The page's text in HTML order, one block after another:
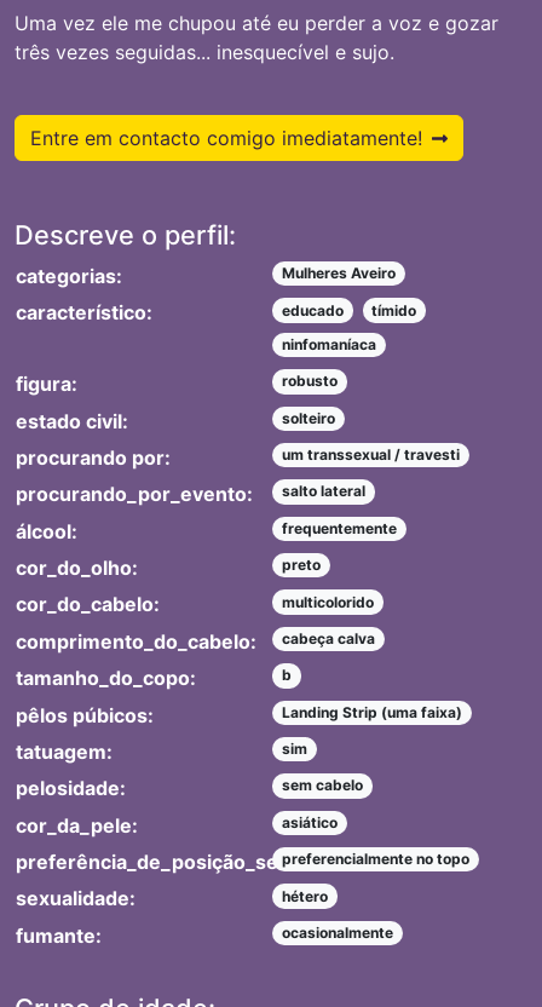
Uma vez ele me chupou até eu perder a voz e gozar
três vezes seguidas... inesquecível e sujo.
Entre em contacto comigo imediatamente!
Descreve o perfil:
categorias: Mulheres Aveiro
característico: educado
tímido
ninfomaníaca
figura: robusto
estado civil: solteiro
procurando por: um transsexual / travesti
procurando_por_evento: salto lateral
álcool: frequentemente
cor_do_olho: preto
cor_do_cabelo: multicolorido
comprimento_do_cabelo: cabeça calva
tamanho_do_copo: b
pêlos púbicos: Landing Strip (uma faixa)
tatuagem: sim
pelosidade: sem cabelo
cor_da_pele: asiático
preferência_de_posição_sexual:preferencialmente no topo
sexualidade: hétero
fumante: ocasionalmente